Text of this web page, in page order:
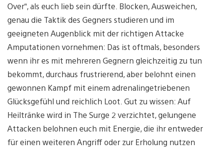
Over“, als euch lieb sein dürfte. Blocken, Ausweichen,
genau die Taktik des Gegners studieren und im
geeigneten Augenblick mit der richtigen Attacke
Amputationen vornehmen: Das ist oftmals, besonders
wenn ihr es mit mehreren Gegnern gleichzeitig zu tun
bekommt, durchaus frustrierend, aber belohnt einen
gewonnen Kampf mit einem adrenalingetriebenen
Glücksgefühl und reichlich Loot. Gut zu wissen: Auf
Heiltränke wird in The Surge 2 verzichtet, gelungene
Attacken belohnen euch mit Energie, die ihr entweder
für einen weiteren Angriff oder zur Erholung nutzen